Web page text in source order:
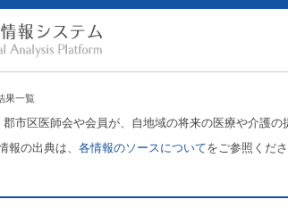
果一覧
市区医師会や会員が、自地域の将来の医療や介護
報の出典は、各情報のソースについてをご参照くださ